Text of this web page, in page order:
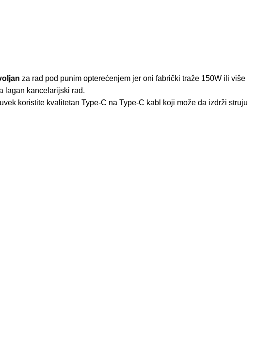
za rad pod punim opterećenjem jer oni fabrički traže 150W ili više
lagan kancelarijski rad.
koristite kvalitetan Type-C na Type-C kabl koji može da izdrži struju